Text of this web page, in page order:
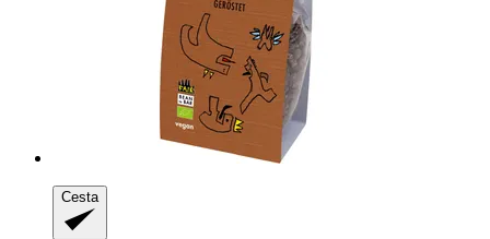
Cesta